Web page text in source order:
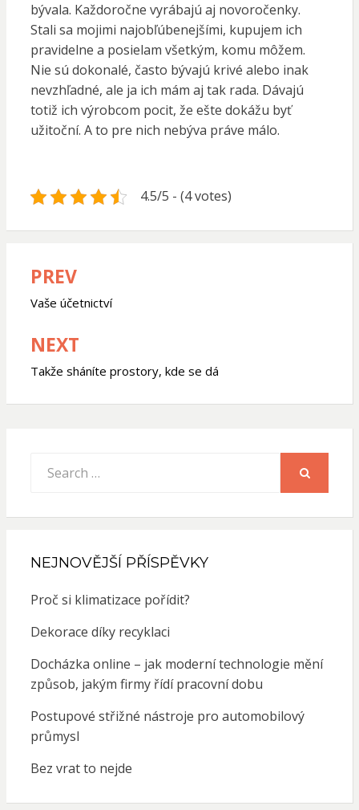
bývala. Každoročne vyrábajú aj novoročenky.
Stali sa mojimi najobľúbenejšími, kupujem ich
pravidelne a posielam všetkým, komu môžem.
Nie sú dokonalé, často bývajú krivé alebo inak
nevzhľadné, ale ja ich mám aj tak rada. Dávajú
totiž ich výrobcom pocit, že ešte dokážu byť
užitoční. A to pre nich nebýva práve málo.
4.5/5 - (4 votes)
Navigace
pro
příspěvek
PREV
Vaše účetnictví
NEXT
Takže sháníte prostory, kde se dá
for:
NEJNOVĚJŠÍ PŘÍSPĚVKY
Proč si klimatizace pořídit?
Dekorace díky recyklaci
Docházka online – jak moderní technologie mění
způsob, jakým firmy řídí pracovní dobu
Postupové střižné nástroje pro automobilový
průmysl
Bez vrat to nejde